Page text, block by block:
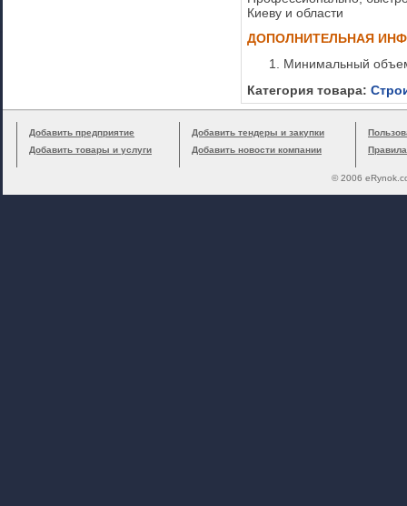
Киеву и области
ДОПОЛНИТЕЛЬНАЯ
Минимальный
Категория товара:
Добавить предприятие
Добавить товары и услуги
Добавить тендеры и закупки
Добавить новости компании
© 2006